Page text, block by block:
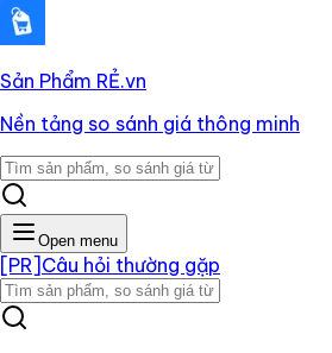
Sản Phẩm RẺ.vn
Nền tảng so sánh giá thông minh
Open menu
[PR] Câu hỏi thường gặp